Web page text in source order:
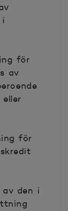
i
för
av
för
av den i